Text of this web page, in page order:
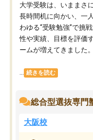
大学受験は、いままさ
長時間机に向かい、一
わゆる“受験勉強”で挑
性や実績、目標を評価
ームが増えてきました。
続きを読む
総合型選抜専門
大阪校